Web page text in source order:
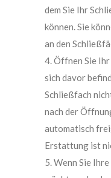
dem Sie Ihr
können. Sie
an den
4. Öffnen Sie
sich davor
Schließfach
nach der
automatisch
Erstattung ist
5. Wenn Sie